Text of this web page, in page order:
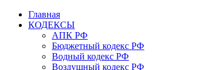
Главная
КОДЕКСЫ
АПК РФ
Бюджетный кодекс РФ
Водный кодекс РФ
Воздушный кодекс РФ